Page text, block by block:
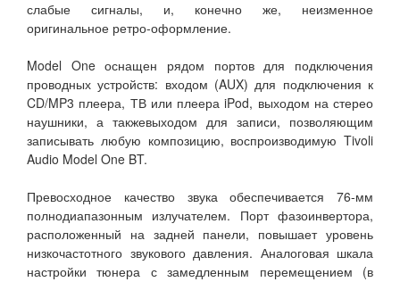
слабые сигналы, и, конечно же, неизменное
оригинальное ретро-оформление.
Model One оснащен рядом портов для подключения
проводных устройств: входом (AUX) для подключения к
CD/MP3 плеера, ТВ или плеера iPod, выходом на стерео
наушники, а такжевыходом для записи, позволяющим
записывать любую композицию, воспроизводимую Tivoli
Audio Model One BT.
Превосходное качество звука обеспечивается 76-мм
полнодиапазонным излучателем. Порт фазоинвертора,
расположенный на задней панели, повышает уровень
низкочастотного звукового давления. Аналоговая шкала
настройки тюнера с замедленным перемещением (в